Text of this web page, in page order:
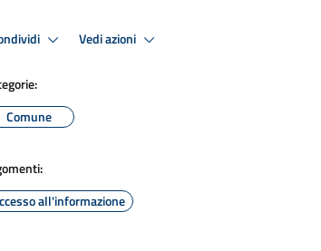
Vedi azioni
Comune
all'informazione